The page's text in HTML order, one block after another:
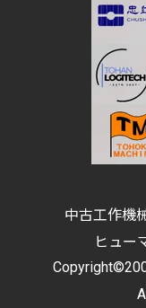
中古工作機
ヒュー